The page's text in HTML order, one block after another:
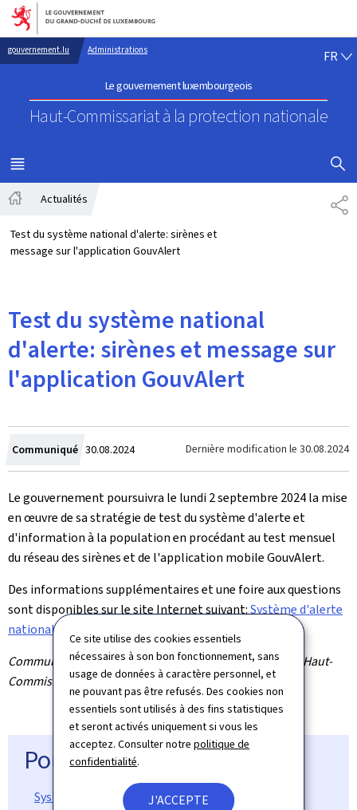
Ce site utilise des cookies essentiels
nécessaires à son bon fonctionnement, sans
usage de données à caractère personnel, et
ne pouvant pas être refusés. Des cookies non
essentiels sont utilisés à des fins statistiques
et seront activés uniquement si vous les
acceptez. Consulter notrepolitique de
confidentialité.
J'ACCEPTE
Aller au menu principal
Aller au contenu
gouvernement.lu Administrations
Le gouvernement luxembourgeois
Haut-Commissariat à la protection nationale
FR
MENU
PRINCIPAL
Actualités
Test du système national d'alerte: sirènes et
message sur l'application GouvAlert
Test du système national
d'alerte: sirènes et message sur
l'application GouvAlert
Communiqué Crée
le
30.08.2024 Dernière modification le 30.08.2024
Le gouvernement poursuivra le lundi 2 septembre 2024 la mise
en œuvre de sa stratégie de test du système d'alerte et
d'information à la population en procédant au test mensuel
du réseau des sirènes et de l'application mobile GouvAlert.
Des informations supplémentaires et une foire aux questions
sont disponibles sur le site Internet suivant:Système d'alerte
national: LU-Alert.
Communiqué par le ministère des Affaires intérieures / Haut-
Commissariat à la protection nationale (HCPN)
Pour en savoir plus
Système d’alerte national : LU-Alert